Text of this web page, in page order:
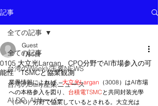
記事
全ての記事
台湾のWeekly主要NEWS
台湾のDaily産業ニュース
AI DC, AIサーバー
全ての記事
0105 大立光Largan、CPO分野でAI市場参入の可
能性 TSMCと協業観測
Guest
1月5日
業界情報によれば、大立光Largan （3008）はAI市場
への本格参入を図り、 台積電TSMC と共同封装光學
（CPO）分野で協業しているとされる。大立光は